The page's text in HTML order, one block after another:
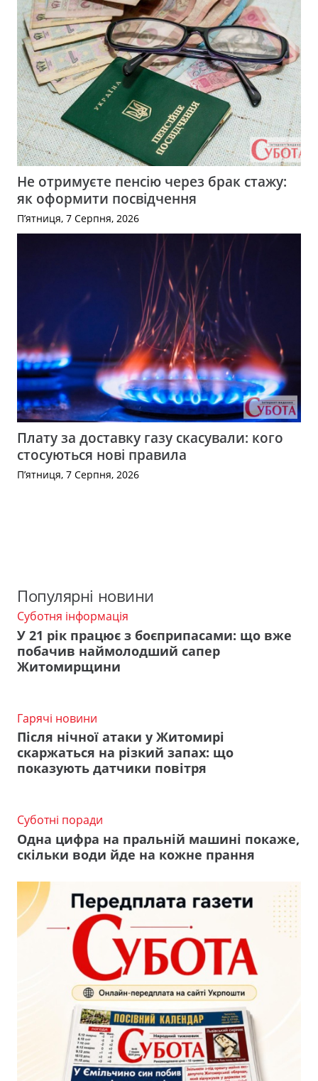
Не отримуєте пенсію через брак стажу:
як оформити посвідчення
П’ятниця, 7 Серпня, 2026
Плату за доставку газу скасували: кого
стосуються нові правила
П’ятниця, 7 Серпня, 2026
Популярні новини
Суботня інформація
У 21 рік працює з боєприпасами: що вже
побачив наймолодший сапер
Житомирщини
Гарячі новини
Після нічної атаки у Житомирі
скаржаться на різкий запах: що
показують датчики повітря
Суботні поради
Одна цифра на пральній машині покаже,
скільки води йде на кожне прання